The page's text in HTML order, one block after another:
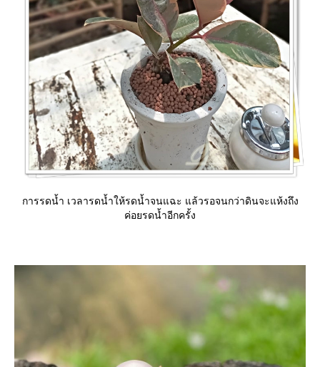
การรดน้ำ เวลารดน้ำให้รดน้ำจนแฉะ แล้วรอจนกว่าดินจะแห้งถึง
ค่อยรดน้ำอีกครั้ง